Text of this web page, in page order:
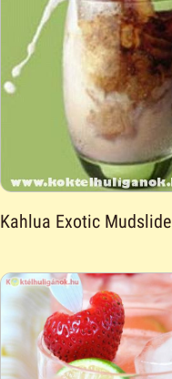
Kahlua Exotic Mudslide